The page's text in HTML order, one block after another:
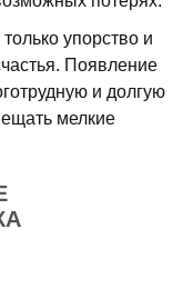
упорство и
Появление
и долгую
мелкие